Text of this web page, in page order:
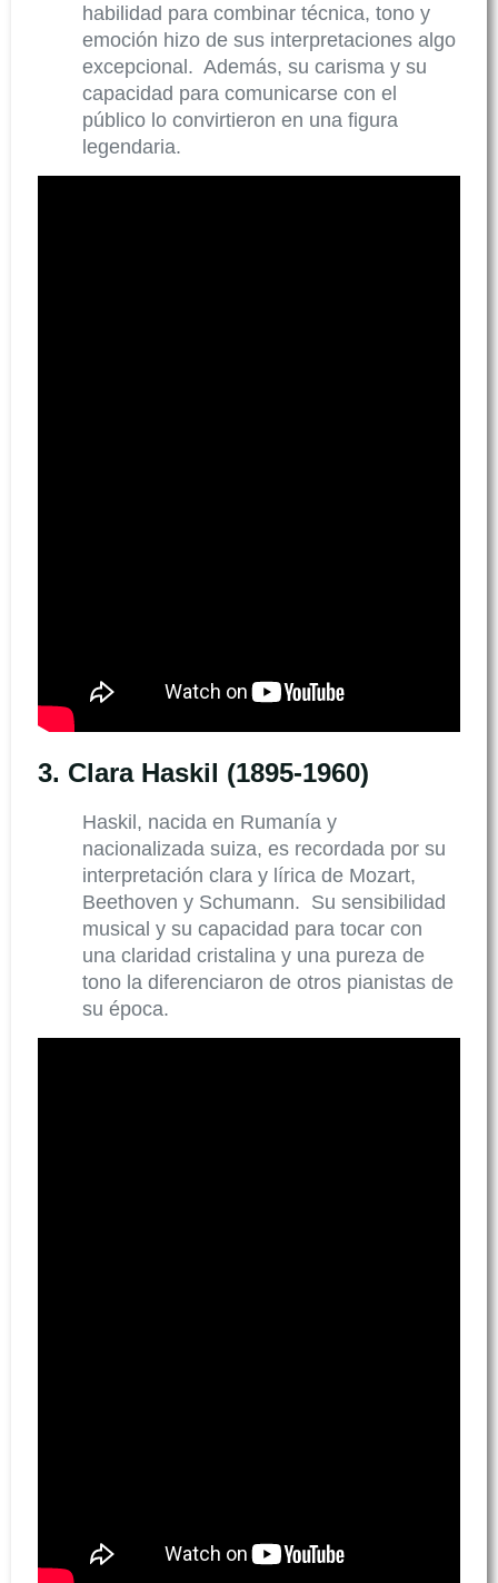
habilidad para combinar técnica, tono y
emoción hizo de sus interpretaciones algo
excepcional. Además, su carisma y su
capacidad para comunicarse con el
público lo convirtieron en una figura
legendaria.
3. Clara Haskil (1895-1960)
Haskil, nacida en Rumanía y
nacionalizada suiza, es recordada por su
interpretación clara y lírica de Mozart,
Beethoven y Schumann. Su sensibilidad
musical y su capacidad para tocar con
una claridad cristalina y una pureza de
tono la diferenciaron de otros pianistas de
su época.